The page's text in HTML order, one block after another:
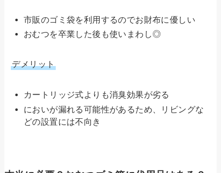
市販のゴミ袋を利用するのでお財布に優しい
おむつを卒業した後も使いまわし◎
デメリット
カートリッジ式よりも消臭効果が劣る
においが漏れる可能性があるため、リビングな
どの設置には不向き